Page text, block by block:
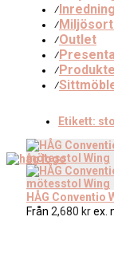
⁄
⁄
⁄Outlet
⁄
⁄
⁄
Etikett:
HÅG Conventio
Från 2,680 krex.